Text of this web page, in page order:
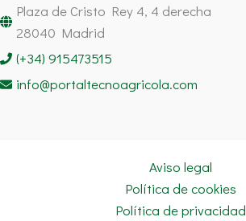
Plaza de Cristo Rey 4, 4 derecha
28040 Madrid
(+34) 915473515
info@portaltecnoagricola.com
Aviso legal
Política de cookies
Política de privacidad